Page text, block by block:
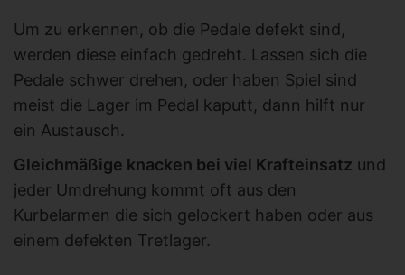
Um zu erkennen, ob die Pedale defekt sind,
werden diese einfach gedreht. Lassen sich die
Pedale schwer drehen, oder haben Spiel sind
meist die Lager im Pedal kaputt, dann hilft nur
ein Austausch.
Gleichmäßige knacken bei viel Krafteinsatz und
jeder Umdrehung kommt oft aus den
Kurbelarmen die sich gelockert haben oder aus
einem defekten Tretlager.